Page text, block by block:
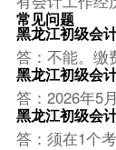
常见问题
黑龙江初级会
答：不能。缴
黑龙江初级会
答：2026年5
黑龙江初级会
答：须在1个